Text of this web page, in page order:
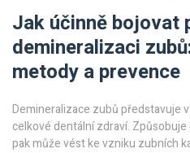
Jak účinně bojovat
demineralizaci
metody a prevence
Demineralizace zubů představuje
celkové dentální zdraví.
pak může vést ke vzniku zubních